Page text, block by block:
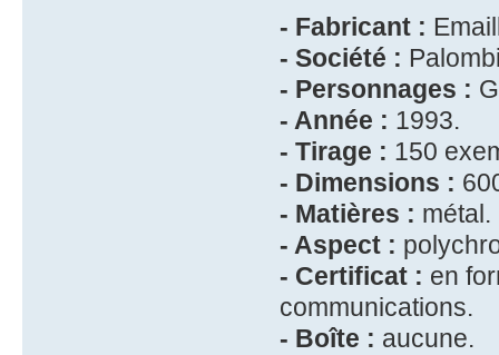
- Fabricant :
- Société :
- Personnages :
- Année : 1993.
- Tirage : 150
- Dimensions :
- Matières : métal.
- Aspect :
- Certificat : en
communications.
- Boîte : aucune.